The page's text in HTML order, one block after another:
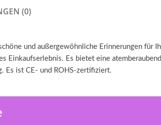
(0)
und außergewöhnliche Erinnerungen für
Es bietet eine
Es ist CE- und ROHS-zertifiziert.